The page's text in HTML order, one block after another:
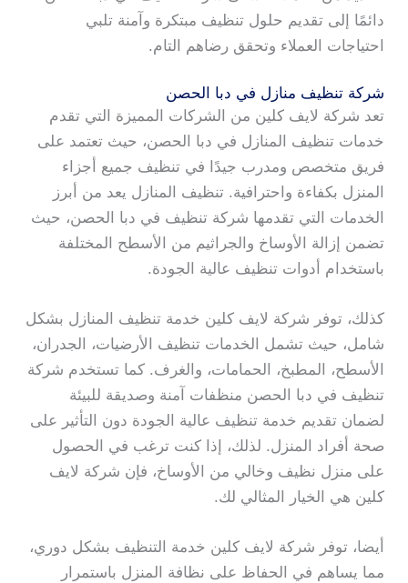
دائمًا إلى تقديم حلول تنظيف مبتكرة وآمنة تلبي
احتياجات العملاء وتحقق رضاهم التام.
شركة تنظيف منازل في دبا الحصن
تعد شركة لايف كلين من الشركات المميزة التي تقدم
خدمات تنظيف المنازل في دبا الحصن، حيث تعتمد على
فريق متخصص ومدرب جيدًا في تنظيف جميع أجزاء
المنزل بكفاءة واحترافية. تنظيف المنازل يعد من أبرز
الخدمات التي تقدمها شركة تنظيف في دبا الحصن، حيث
تضمن إزالة الأوساخ والجراثيم من الأسطح المختلفة
باستخدام أدوات تنظيف عالية الجودة.
كذلك، توفر شركة لايف كلين خدمة تنظيف المنازل بشكل
شامل، حيث تشمل الخدمات تنظيف الأرضيات، الجدران،
الأسطح، المطبخ، الحمامات، والغرف. كما تستخدم شركة
تنظيف في دبا الحصن منظفات آمنة وصديقة للبيئة
لضمان تقديم خدمة تنظيف عالية الجودة دون التأثير على
صحة أفراد المنزل. لذلك، إذا كنت ترغب في الحصول
على منزل نظيف وخالي من الأوساخ، فإن شركة لايف
كلين هي الخيار المثالي لك.
أيضا، توفر شركة لايف كلين خدمة التنظيف بشكل دوري،
مما يساهم في الحفاظ على نظافة المنزل باستمرار